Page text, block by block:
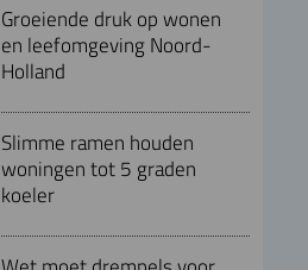
Groeiende druk op wonen
en leefomgeving Noord-
Holland
Slimme ramen houden
woningen tot 5 graden
koeler